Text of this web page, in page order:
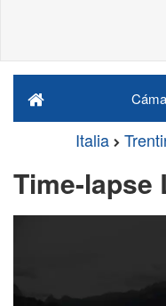
Italia
Time-lapse